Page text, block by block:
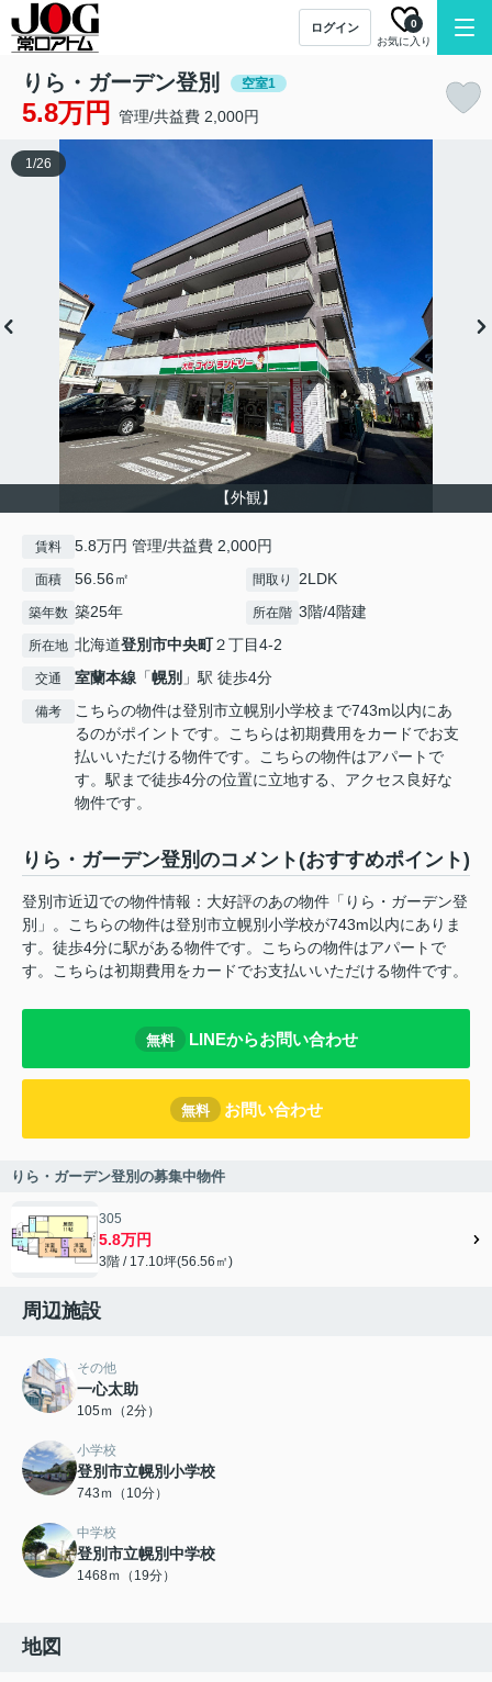
ログイン
お気に入り
0
りら・ガーデン登別 空室1
5.8万円 管理/共益費 2,000円
【外観】
1/26
賃料 5.8万円 管理/共益費 2,000円
面積 56.56㎡ 間取り 2LDK
築年数 築25年 所在階 3階/4階建
所在地 北海道登別市中央町２丁目4-2
交通 室蘭本線 「幌別 」駅 徒歩4分
備考
こちらの物件は登別市立幌別小学校まで743m以内にあ
るのがポイントです。こちらは初期費用をカードでお支
払いいただける物件です。こちらの物件はアパートで
す。駅まで徒歩4分の位置に立地する、アクセス良好な
物件です。
りら・ガーデン登別のコメント(おすすめポイント)
登別市近辺での物件情報：大好評のあの物件「りら・ガーデン登
別」。こちらの物件は登別市立幌別小学校が743m以内にありま
す。徒歩4分に駅がある物件です。こちらの物件はアパートで
す。こちらは初期費用をカードでお支払いいただける物件です。
無料 LINEからお問い合わせ
無料 お問い合わせ
りら・ガーデン登別の募集中物件
305
5.8万円
3階 / 17.10坪(56.56㎡)
周辺施設
その他
一心太助
105ｍ（2分）
小学校
登別市立幌別小学校
743ｍ（10分）
中学校
登別市立幌別中学校
1468ｍ（19分）
地図